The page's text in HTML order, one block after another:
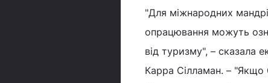
"Для міжнародних
опрацювання можуть
від туризму", – сказала
Карра Сілламан. – "Якщо